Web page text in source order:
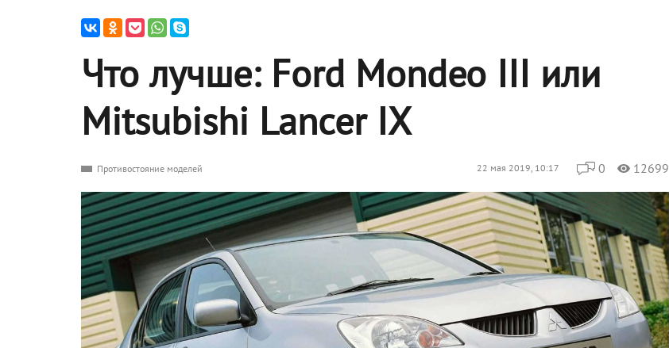
Что лучше: Ford Mondeo III или
Mitsubishi Lancer IX
Противостояние моделей 22 мая 2019, 10:17 0 12699